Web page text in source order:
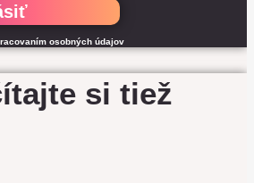
osobných údajov
si tiež